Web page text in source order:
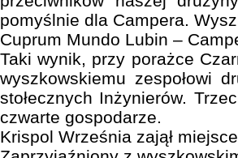
pomyślnie dla Campera.
Cuprum Mundo Lubin –
Taki wynik, przy porażce
wyszkowskiemu zespołowi
stołecznych Inżynierów.
czwarte gospodarze.
Krispol Września zajął